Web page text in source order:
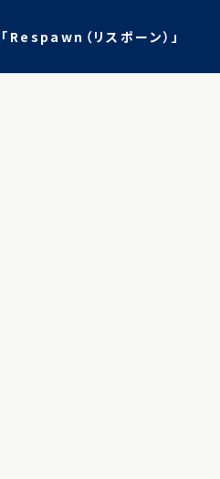
「Respawn（リスポーン）」